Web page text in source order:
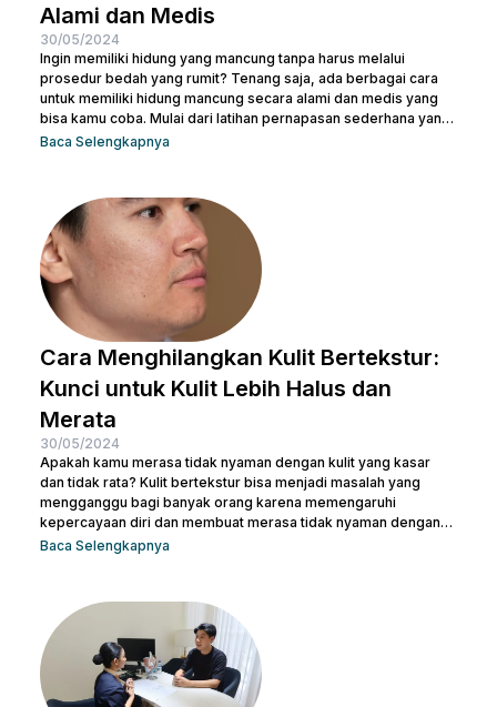
Alami dan Medis
30/05/2024
Ingin memiliki hidung yang mancung tanpa harus melalui
prosedur bedah yang rumit? Tenang saja, ada berbagai cara
untuk memiliki hidung mancung secara alami dan medis yang
bisa kamu coba. Mulai dari latihan pernapasan sederhana yang
bisa dilakukan di rumah hingga prosedur medis yang lebih
indah dan proporsional. Yuk, temukan cara terbaik yang sesuai
dengan kebutuhanmu dan raih penampilan yang...
Baca Selengkapnya
Cara Menghilangkan Kulit Bertekstur:
Kunci untuk Kulit Lebih Halus dan
Merata
30/05/2024
Apakah kamu merasa tidak nyaman dengan kulit yang kasar
dan tidak rata? Kulit bertekstur bisa menjadi masalah yang
mengganggu bagi banyak orang karena memengaruhi
kepercayaan diri dan membuat merasa tidak nyaman dengan
penampilan kulit. Namun, jangan khawatir, ada berbagai cara
membahas secara mendalam cara menghilangkan kulit
bertekstur dengan langkah-langkah perawatan yang
sederhana namun efektif. Dari penggunaan produk yang sesuai
hingga perawatan...
Baca Selengkapnya